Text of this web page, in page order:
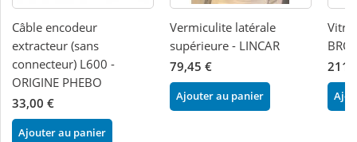
Câble encodeur
extracteur (sans
connecteur) L600 -
ORIGINE PHEBO
33,00 €
Ajouter au panier
Vermiculite latérale
supérieure - LINCAR
79,45 €
Ajouter au panier
Vitre